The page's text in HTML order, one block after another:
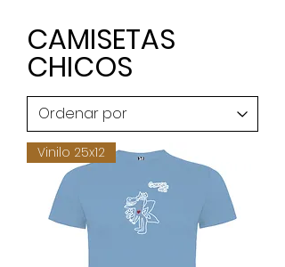
CAMISETAS
CHICOS
Vinilo 25x12